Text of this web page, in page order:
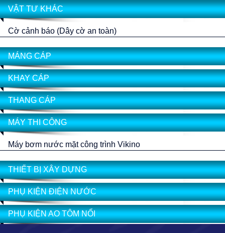
VẬT TƯ KHÁC
Cờ cảnh báo (Dây cờ an toàn)
MÁNG CÁP
KHAY CÁP
THANG CÁP
MÁY THI CÔNG
Máy bơm nước mặt công trình Vikino
THIẾT BỊ XÂY DỰNG
PHỤ KIỆN ĐIỆN NƯỚC
PHỤ KIỆN AO TÔM NỔI